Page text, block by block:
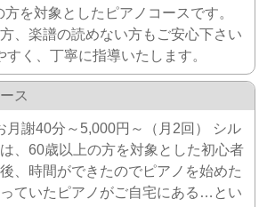
を対象としたピアノコースです。
、楽譜の読めない方もご安心下さい
すく、丁寧に指導いたします。
ス
謝40分～5,000円～（月2回） シル
、60歳以上の方を対象とした初心者
、時間ができたのでピアノを始めた
ていたピアノがご自宅にある…とい